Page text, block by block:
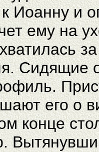
Иоанну и
ему на
Сидящие
его о
конце